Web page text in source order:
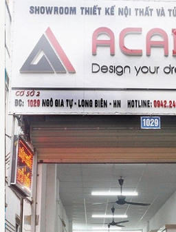
Đầy đủ tiện nghi
được hết công năng
kiểu dáng hiện đại và
nên tính thẩm mỹ cao
Đây là sự lựa chọn
bếp của gia đình bạn.